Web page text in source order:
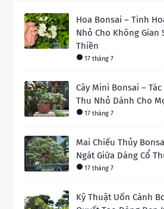
Hoa Bonsai – Tinh
Nhỏ Cho Không Gian
Thiền
17 tháng 7
Cây Mini Bonsai –
Thu Nhỏ Dành Cho
17 tháng 7
Mai Chiếu Thủy
Ngát Giữa Dáng Cổ
17 tháng 7
Kỹ Thuật Uốn Cành